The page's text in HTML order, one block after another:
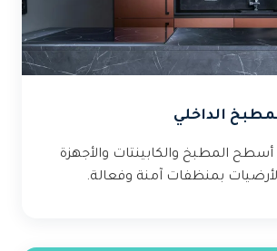
الداخلي
المطبخ والكابينتات والأجهزة
بمنظفات آمنة وفعالة.